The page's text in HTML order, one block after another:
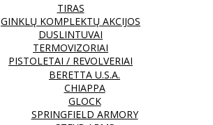
TIRAS
GINKLŲ KOMPLEKTŲ AKCIJOS
DUSLINTUVAI
TERMOVIZORIAI
PISTOLETAI / REVOLVERIAI
BERETTA U.S.A.
CHIAPPA
GLOCK
SPRINGFIELD ARMORY